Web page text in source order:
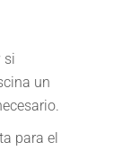
si
un
para el